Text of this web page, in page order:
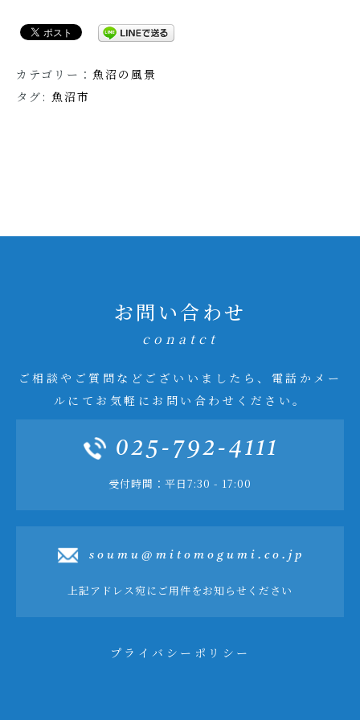
カテゴリー： 魚沼の風景
タグ: 魚沼市
お問い合わせ
conatct
ご相談やご質問などございいましたら、電話かメー
ルにてお気軽にお問い合わせください。
025-792-4111
受付時間：平日7:30 - 17:00
soumu@mitomogumi.co.jp
上記アドレス宛にご用件をお知らせください
プライバシーポリシー